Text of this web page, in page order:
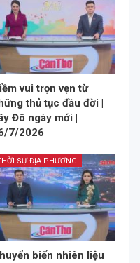
vui trọn vẹn từ
thủ tục đầu đời |
Đô ngày mới |
7/2026
SỰ ĐỊA PHƯƠNG
biến nhiên liệu